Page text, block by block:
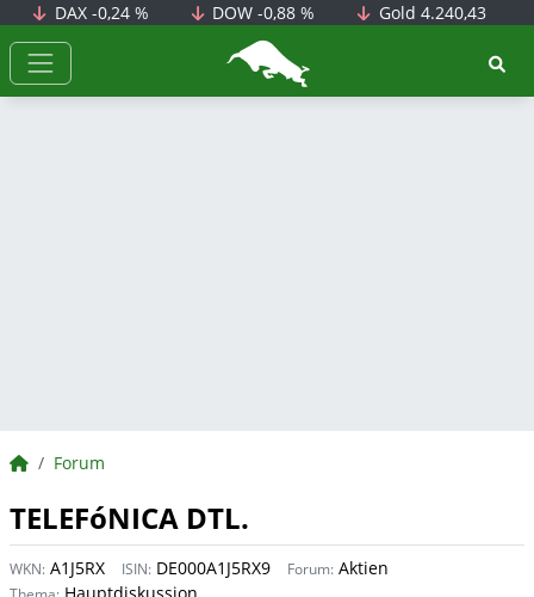
DAX -0,24 % DOW-0,88 % Gold 4.240,43
BörsenNEWS.de
BörsenNEWS.de
Forum
TELEFóNICA DTL.
WKN: A1J5RX ISIN: DE000A1J5RX9 Forum: Aktien